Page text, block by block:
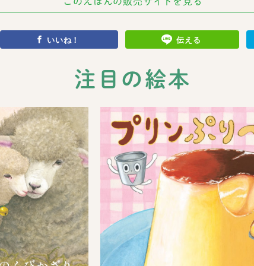
いいね！ 伝える
注目の絵本